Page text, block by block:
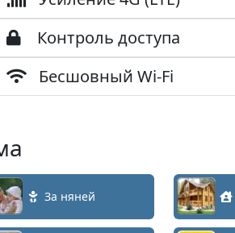
Контроль доступа
Беcшовный Wi-Fi
За няней